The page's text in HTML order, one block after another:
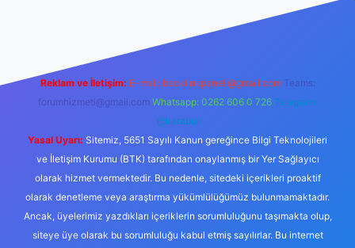
Reklam ve İletişim: E-mail: backlinkpaneli@gmail.com Teams:
forumhizmeti@gmail.com Whatsapp: 0262 606 0 726 Telegram:
@karabul
Yasal Uyarı: Sitemiz, 5651 Sayılı Kanun gereğince Bilgi Teknolojileri
ve İletişim Kurumu (BTK) tarafından onaylanmış bir Yer Sağlayıcı
olarak hizmet vermektedir. Bu nedenle, sitedeki içerikleri proaktif
olarak denetleme veya araştırma yükümlülüğümüz bulunmamaktadır.
Ancak, üyelerimiz yazdıkları içeriklerin sorumluluğunu taşımakta olup,
siteye üye olarak bu sorumluluğu kabul etmiş sayılırlar. Bu internet